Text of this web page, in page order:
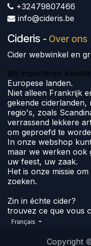
+32479807466
info@cideris.be
Cideris - Over ons
Cider webwinkel en
Wij importeren
Europese landen.
Niet alleen Frankrijk
gekende
regio's, zoals
verrassend lekkere
om geproefd te
In onze webshop
maar we werken ook
uw feest, uw zaak.
Het is onze missie
zoeken.
Zin in échte cider?
trouvez ce que vous
Français
Copyright